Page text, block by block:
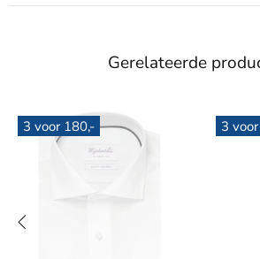
Gerelateerde
3 voor 180,- 3 voor